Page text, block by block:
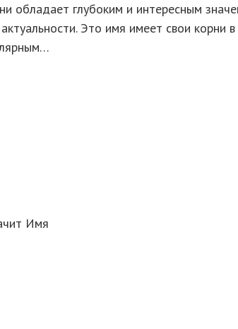
обладает глубоким и интересным
Это имя имеет свои корни
Имя